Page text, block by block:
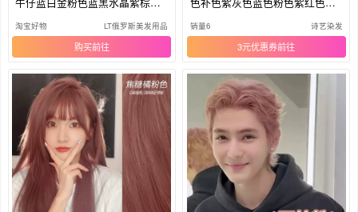
栗色
淘宝好物 LT俄罗斯美发用品
购买
黄水
销量6 诗艺染发
3元优惠券